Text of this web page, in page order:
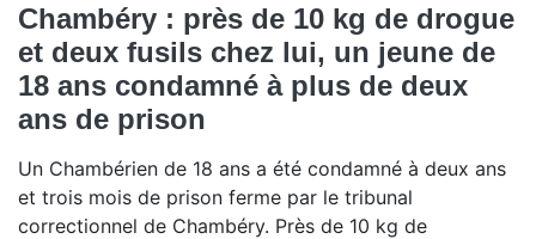
Chambéry : près de 10 kg de drogue
et deux fusils chez lui, un jeune de
18 ans condamné à plus de deux
ans de prison
Un Chambérien de 18 ans a été condamné à deux ans
et trois mois de prison ferme par le tribunal
correctionnel de Chambéry. Près de 10 kg de